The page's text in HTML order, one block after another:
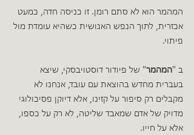
המהמר הוא לא סתם רומן. זו כניסה חדה, כמעט
אכזרית, לתוך הנפש האנושית כשהיא עומדת מול
פיתוי.
ב "המהמר" של פיודור דוסטויבסקי, שיצא
בעברית מחדש בהוצאת עם עובד, אנחנו לא
מקבלים רק סיפור על קזינו, אלא דיוקן פסיכולוגי
מדויק של אדם שמאבד שליטה, לא רק על כספו,
אלא על חייו.